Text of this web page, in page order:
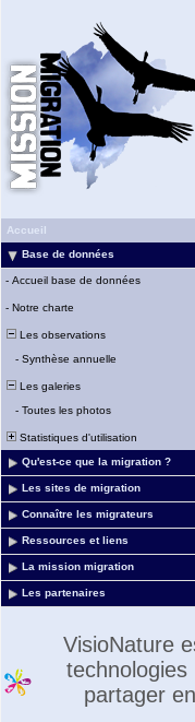
Accueil
Base de données
- Accueil base de données
- Notre charte
Les observations
- Synthèse annuelle
Les galeries
- Toutes les photos
Statistiques d'utilisation
Qu'est-ce que la migration ?
Les sites de migration
Connaître les migrateurs
Ressources et liens
La mission migration
Les partenaires
VisioNature
partager